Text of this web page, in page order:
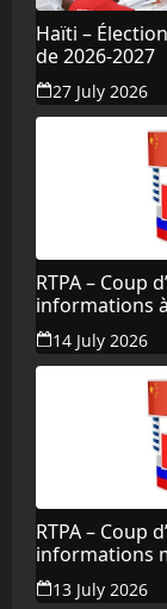
Haïti –
de 2026-2027
27 July 2026
RTPA – Coup
informations
14 July 2026
RTPA – Coup
informations
202613 July 2026